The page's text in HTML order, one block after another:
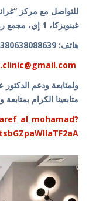
للتواصل مع مركز
غينويزكا، 1 إي، مجمع رودوس السكني، الطابق الثاني،
هاتف: 00380638088639؛
ولمتابعة ودعم
متابعينا الكرام